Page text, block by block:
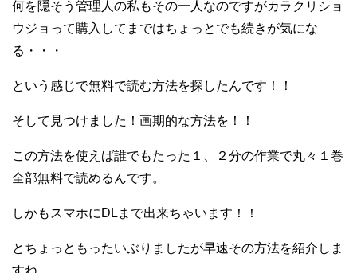
何を隠そう管理人の私もその一人なのですがカラクリショ
ウジョって購入してまではちょっとでも続きが気にな
る・・・
という感じで無料で読む方法を探したんです！！
そして見つけました！画期的な方法を！！
この方法を使えば誰でもたった１、２分の作業で丸々１巻
全部無料で読めるんです。
しかもスマホにDLまで出来ちゃいます！！
とちょっともったいぶりましたが早速その方法を紹介しま
すね。